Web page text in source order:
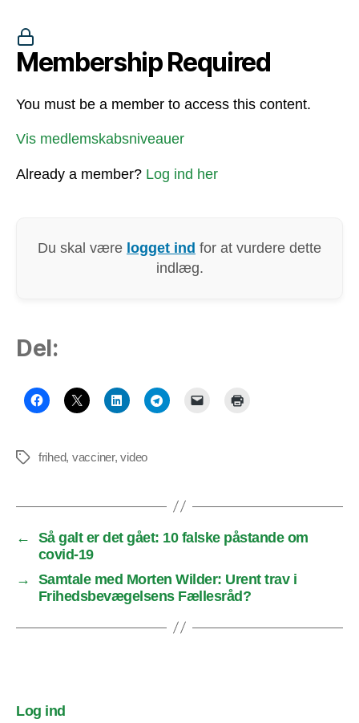
Membership Required
You must be a member to access this content.
Vis medlemskabsniveauer
Already a member? Log ind her
Du skal være logget ind for at vurdere dette
indlæg.
Del:
Tagsfrihed, vacciner,video
←
Så galt er det gået: 10 falske påstande om
covid-19
→
Samtale med Morten Wilder: Urent trav i
Frihedsbevægelsens Fællesråd?
Log ind